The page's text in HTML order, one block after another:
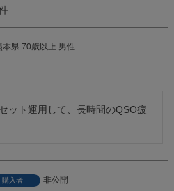
本県 70歳以上 男性
ット運用して、長時間のQSO疲
購入者
非公開